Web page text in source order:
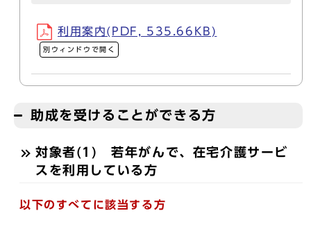
利用案内(PDF, 535.66KB)
別ウィンドウで開く
助成を受けることができる方
対象者(1) 若年がんで、在宅介護サービ
スを利用している方
以下のすべてに該当する方